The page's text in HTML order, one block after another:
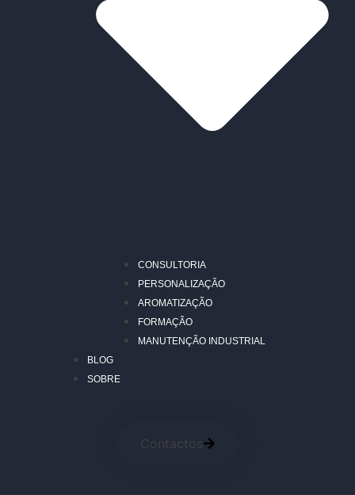
CONSULTORIA
PERSONALIZAÇÃO
AROMATIZAÇÃO
FORMAÇÃO
MANUTENÇÃO INDUSTRIAL
BLOG
SOBRE
Contactos